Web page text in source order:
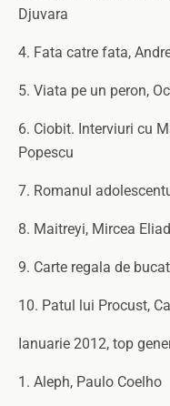
Djuvara
4. Fata catre fata,
5. Viata pe un peron,
6. Ciobit. Interviuri cu
Popescu
7. Romanul
8. Maitreyi, Mircea
9. Carte regala de
10. Patul lui Procust,
Ianuarie 2012, top
1. Aleph, Paulo Coelho